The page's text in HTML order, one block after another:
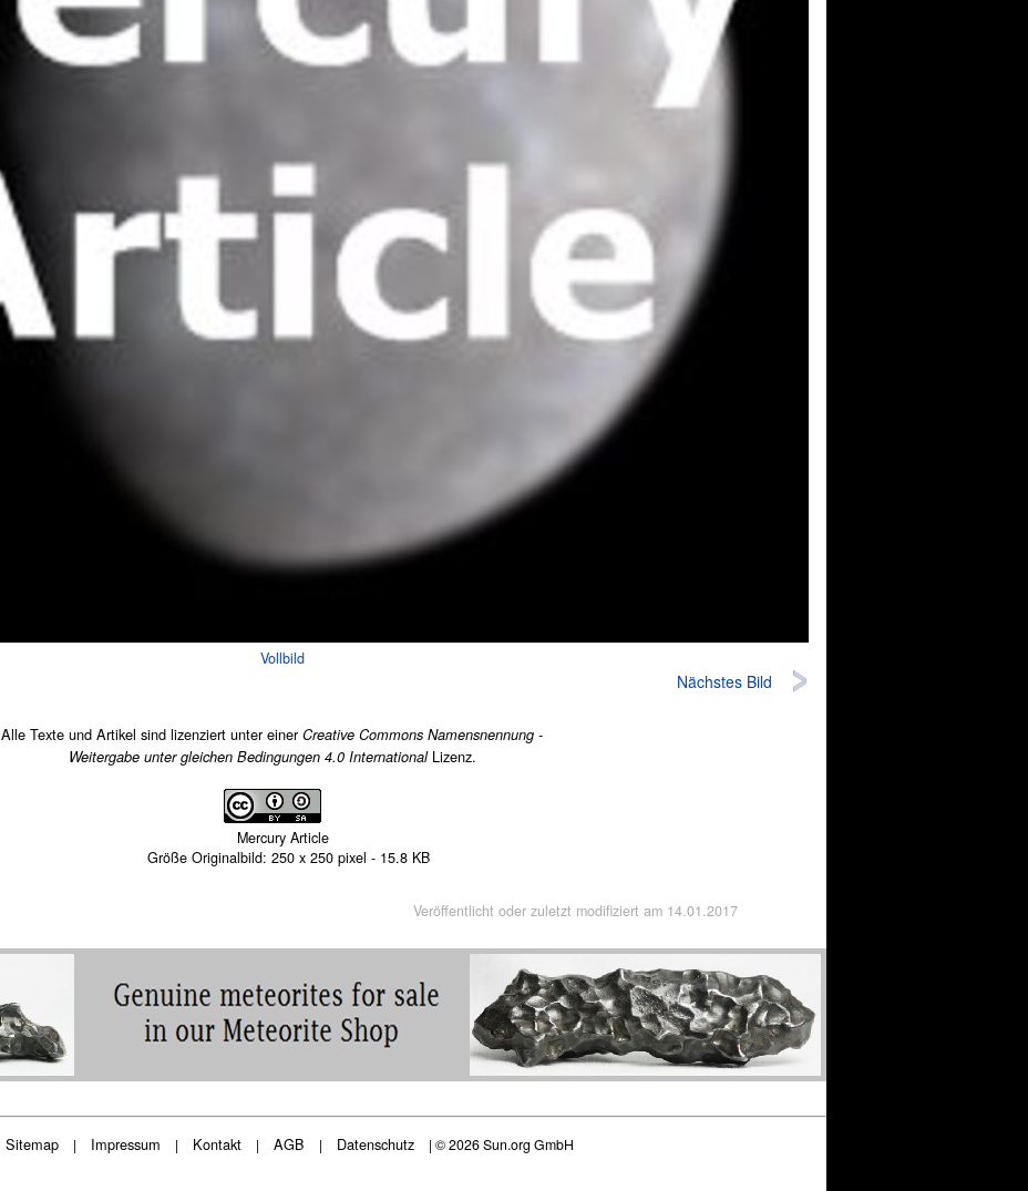
Vollbild
Nächstes Bild
Alle Texte und Artikel sind lizenziert unter einerCreative Commons Namensnennung -
Weitergabe unter gleichen Bedingungen 4.0 InternationalLizenz.
Mercury Article
Größe Originalbild: 250 x 250 pixel - 15.8 KB
Veröffentlicht oder zuletzt modifiziert am 14.01.2017
Sitemap | Impressum | Kontakt | AGB | Datenschutz | © 2026 Sun.org GmbH